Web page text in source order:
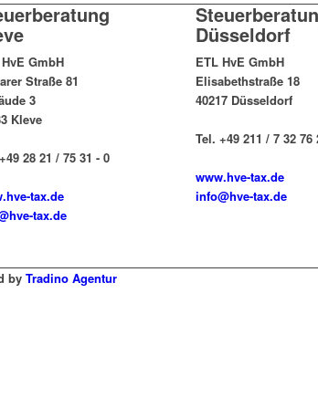
GmbH
Straße 81
3
Kleve
28 21 / 75 31 - 0
tax.de
tax.de
Düsseldorf
ETL HvE GmbH
Elisabethstraße 18
40217 Düsseldorf
Tel. +49 211 / 7 32 76
www.hve-tax.de
info@hve-tax.de
by Tradino Agentur